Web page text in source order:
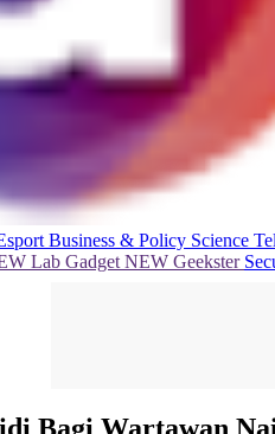
Business & Policy Science
Lab Gadget NEW Geekster